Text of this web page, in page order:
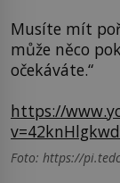
Musíte mít
může něco
očekáváte.“
https://
Foto: https://